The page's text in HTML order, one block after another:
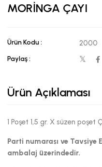
MORİNGA ÇAYI
Ürün Kodu : 2000
Paylaş :
Ürün Açıklaması
1 Poşet 1,5 gr. X süzen poşet
Parti numarası ve Tavsiye
ambalaj üzerindedir.